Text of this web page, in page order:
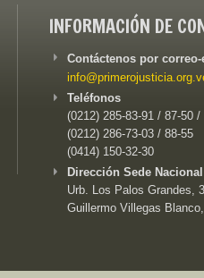
INFORMACIÓN DE
Contáctenos por
Teléfonos
(0212) 285-83-91 / 87-50 /
(0212) 286-73-03 / 88-55
(0414) 150-32-30
Dirección Sede
Urb. Los Palos Grandes,
Guillermo Villegas